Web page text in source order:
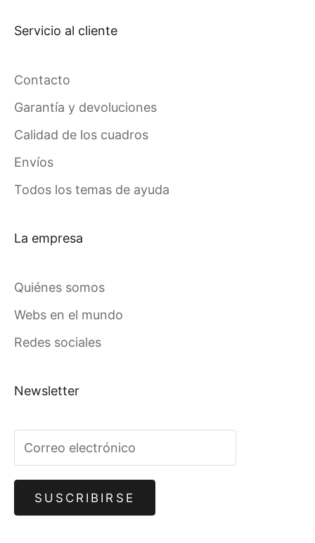
Servicio al cliente
Contacto
Garantía y devoluciones
Calidad de los cuadros
Envíos
Todos los temas de ayuda
La empresa
Quiénes somos
Webs en el mundo
Redes sociales
Newsletter
SUSCRIBIRSE